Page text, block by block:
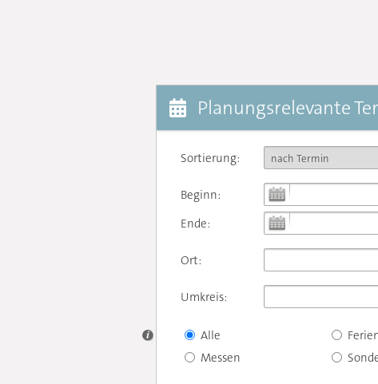
Planungsrelevante
Sortierung:
Beginn:
Ende:
Ort:
Umkreis:
Alle
Messen